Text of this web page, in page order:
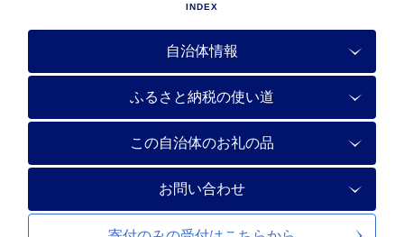
INDEX
自治体情報
ふるさと納税の使い道
この自治体のお礼の品
お問い合わせ